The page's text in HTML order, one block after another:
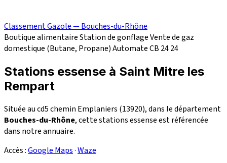
Classement Gazole — Bouches-du-Rhône
Boutique alimentaireStation de gonflageVente de gaz
domestique (Butane, Propane)Automate CB 2424
Stations essense à Saint Mitre les
Rempart
Située au cd5 chemin Emplaniers (13920), dans le département
Bouches-du-Rhône, cette stations essense est référencée
dans notre annuaire.
Accès :Google Maps·Waze